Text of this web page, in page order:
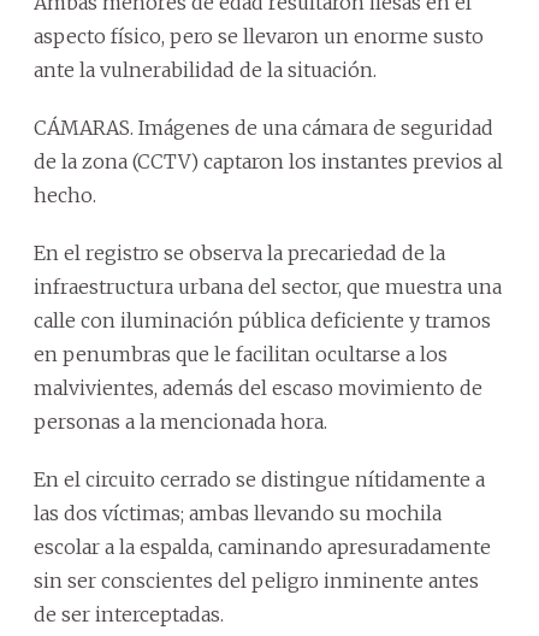
aspecto físico, pero se llevaron un enorme susto
ante la vulnerabilidad de la situación.
CÁMARAS. Imágenes de una cámara de seguridad
de la zona (CCTV) captaron los instantes previos al
hecho.
En el registro se observa la precariedad de la
infraestructura urbana del sector, que muestra una
calle con iluminación pública deficiente y tramos
en penumbras que le facilitan ocultarse a los
malvivientes, además del escaso movimiento de
personas a la mencionada hora.
En el circuito cerrado se distingue nítidamente a
las dos víctimas; ambas llevando su mochila
escolar a la espalda, caminando apresuradamente
sin ser conscientes del peligro inminente antes
de ser interceptadas.